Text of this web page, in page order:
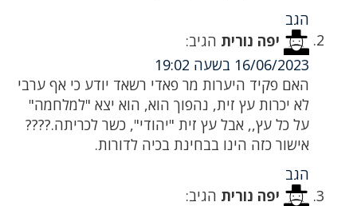
הגב
יפה נורית הגיב:
16/06/2023 בשעה 19:02
האם פקיד היערות מר פאדי רשאד יודע כי אף ערבי
לא יכרות עץ זית, נהפוך הוא, הוא יצא "למלחמה"
על כל עץ,, אבל עץ זית "יהודי", כשר לכריתה.????
אישור כזה הינו בבחינת בכיה לדורות.
הגב
יפה נורית הגיב: